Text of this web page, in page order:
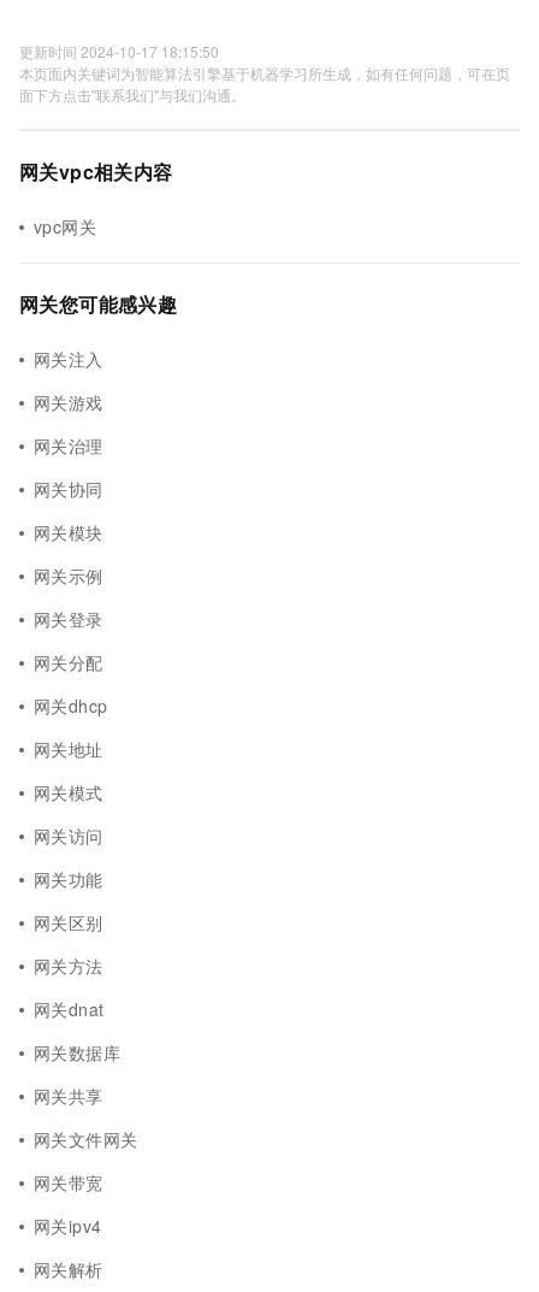
更新时间 2024-10-17 18:15:50
本页面内关键词为智能算法引擎基于机器学习所生成，如有任何问题，可在页
面下方点击"联系我们"与我们沟通。
网关vpc相关内容
vpc网关
网关您可能感兴趣
网关注入
网关游戏
网关治理
网关协同
网关模块
网关示例
网关登录
网关分配
网关dhcp
网关地址
网关模式
网关访问
网关功能
网关区别
网关方法
网关dnat
网关数据库
网关共享
网关文件网关
网关带宽
网关ipv4
网关解析